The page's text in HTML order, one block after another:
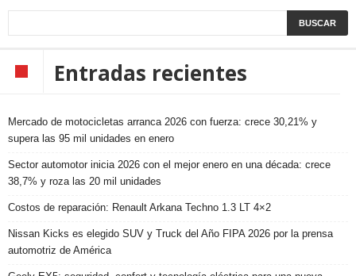
Entradas recientes
Mercado de motocicletas arranca 2026 con fuerza: crece 30,21% y
supera las 95 mil unidades en enero
Sector automotor inicia 2026 con el mejor enero en una década: crece
38,7% y roza las 20 mil unidades
Costos de reparación: Renault Arkana Techno 1.3 LT 4×2
Nissan Kicks es elegido SUV y Truck del Año FIPA 2026 por la prensa
automotriz de América